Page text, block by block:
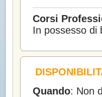
Corsi
In possesso di
Quando: Non